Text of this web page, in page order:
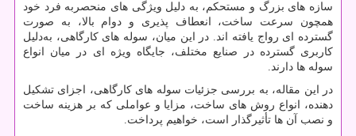
سازه‌ های بزرگ و مستحکم، به‌ دلیل ویژگی ‌های منحصربه ‌فرد خود
همچون سرعت ساخت، انعطاف ‌پذیری و دوام بالا، به ‌صورت
گسترده‌ ای رواج یافته اند. در این میان، سوله‌ های کارگاهی، به‌دلیل
کاربری گسترده در صنایع مختلف، جایگاه ویژه ‌ای در میان انواع
سوله‌ ها دارند.
در این مقاله، به بررسی جزئیات سوله ‌های کارگاهی، اجزای تشکیل‌
دهنده، انواع روش ‌های ساخت، مزایا و عواملی که بر هزینه ساخت
و نصب آن‌ ها تأثیرگذار است، خواهیم پرداخت.